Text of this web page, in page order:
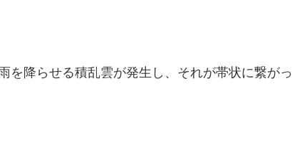
を降らせる積乱雲が発生し、それが帯状に繋がっ